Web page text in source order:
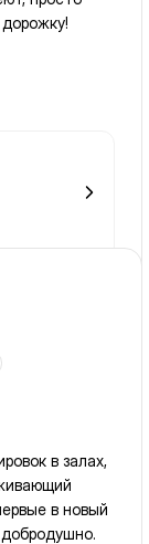
в залах,